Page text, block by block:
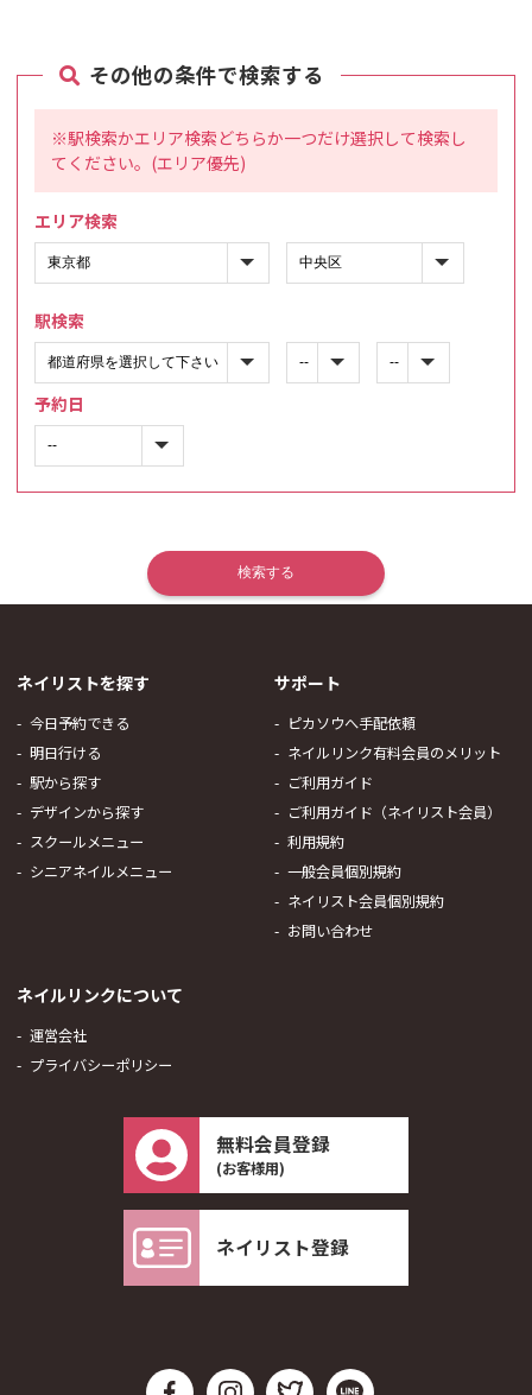
その他の条件で検索する
※駅検索かエリア検索どちらか一つだけ選択して検索し
てください。(エリア優先)
エリア検索
駅検索
予約日
ネイリストを探す
今日予約できる
明日行ける
駅から探す
デザインから探す
スクールメニュー
シニアネイルメニュー
サポート
ピカソウへ手配依頼
ネイルリンク有料会員のメリット
ご利用ガイド
ご利用ガイド（ネイリスト会員）
利用規約
一般会員個別規約
ネイリスト会員個別規約
お問い合わせ
ネイルリンクについて
運営会社
プライバシーポリシー
無料会員登録
(お客様用)
ネイリスト登録